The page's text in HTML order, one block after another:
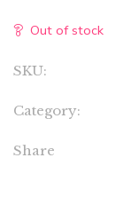
Out of stock
SKU:
Category:
Share